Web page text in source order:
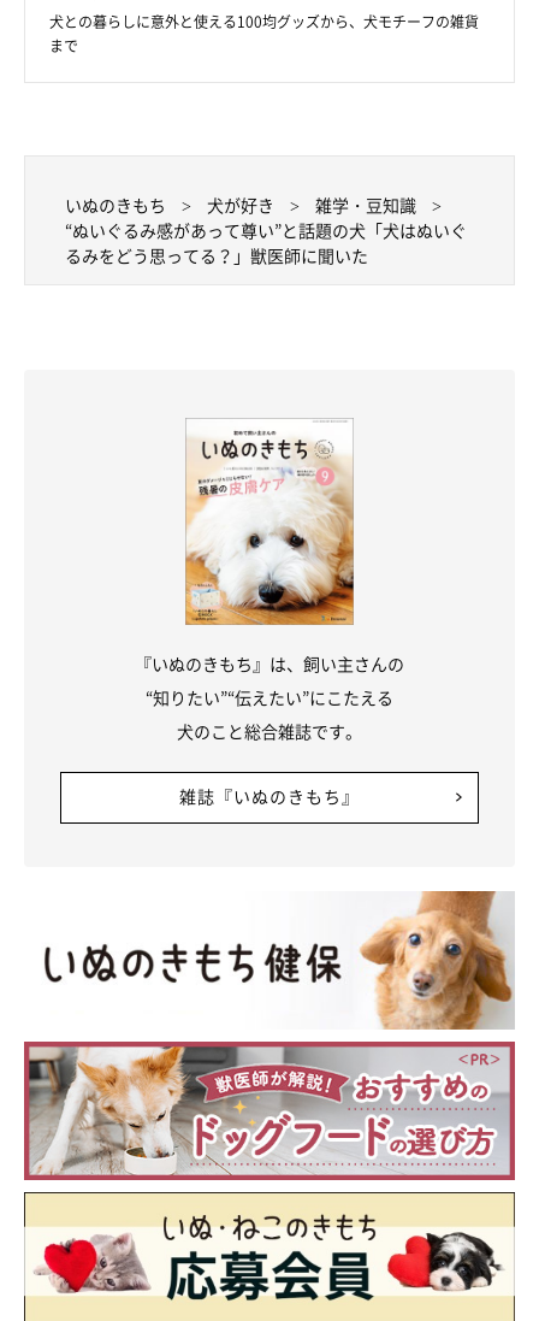
ソファで眠るアンディーくん
があれば教えてください。
岡本先生：
「好む理由としては、食感や触感が好き、自身や飼い主さんのニ
記憶があるといったケースが考えられるでしょう」
なお、岡本先生によると、犬がぬいぐるみと接するときは、かじ
って破壊し飲み込まないように注意することが大切だといいま
犬の口にすっぽり収まるようなサイズのぬいぐるみ
は、与えるのを避けたほうがよいとのこと。ぜひ参考にしてみて
「ぬいぐるみ感あって尊い♡」ソファに置かれ
Instagramユーザー＠anchan_0115_andyさんの愛犬アンディーく
んは、モフモフとしたぬいぐるみみたいな男の子。ある日ぬいぐる
みと並んで寝ている姿を飼い主さんに目撃され、その様子がかわい
（監修：いぬのきもち獣医師相談室 獣医師・岡本りさ先生）
※この記事は投稿者さまにご了承をいただいたうえで制作してい
ます。
犬との暮らしに意外と使える100均グッズから、犬モチーフの雑貨
まで
いぬのきもち 犬が好き
雑学・豆知識
“ぬいぐるみ感があって尊い”と話題の犬「犬はぬいぐ
るみをどう思ってる？」獣医師に聞いた
『いぬのきもち』は、飼い主さんの
“知りたい”“伝えたい”にこたえる
犬のこと総合雑誌です。
雑誌『いぬのきもち』